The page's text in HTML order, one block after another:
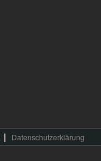
Datenschutzerklärung